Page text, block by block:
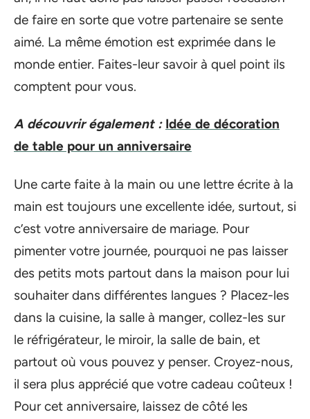
de faire en sorte que votre partenaire se sente
aimé. La même émotion est exprimée dans le
monde entier. Faites-leur savoir à quel point ils
comptent pour vous.
A découvrir également : Idée de décoration
de table pour un anniversaire
Une carte faite à la main ou une lettre écrite à la
main est toujours une excellente idée, surtout, si
c’est votre anniversaire de mariage. Pour
pimenter votre journée, pourquoi ne pas laisser
des petits mots partout dans la maison pour lui
souhaiter dans différentes langues ? Placez-les
dans la cuisine, la salle à manger, collez-les sur
le réfrigérateur, le miroir, la salle de bain, et
partout où vous pouvez y penser. Croyez-nous,
il sera plus apprécié que votre cadeau coûteux !
Pour cet anniversaire, laissez de côté les